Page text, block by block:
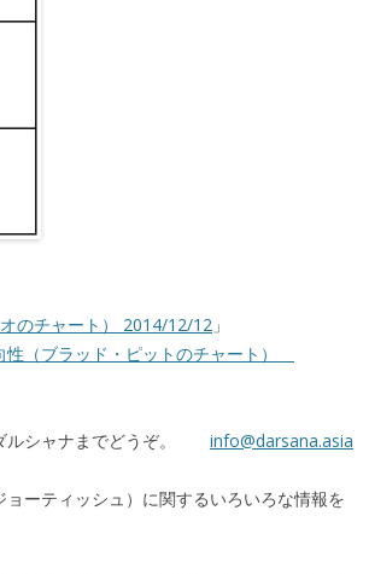
のチャート） 2014/12/12 」
（ブラッド・ピットのチャート）
ルシャナまでどうぞ。 info@darsana.asia
ーティッシュ）に関するいろいろな情報を